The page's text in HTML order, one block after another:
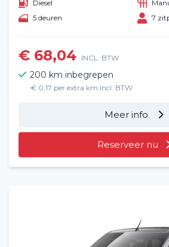
Veelgestelde
Vacatures
Filialen
Contact
Diesel
5 deuren
7
€ 68,04 INCL. BTW
200 km inbegrepen
€ 0,17 per extra km incl. BTW
Meer info
Reserveer nu